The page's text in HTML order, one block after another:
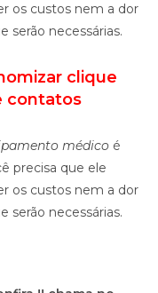
os custos nem a dor
serão necessárias.
clique
contatos
médico é
precisa que ele
os custos nem a dor
serão necessárias.